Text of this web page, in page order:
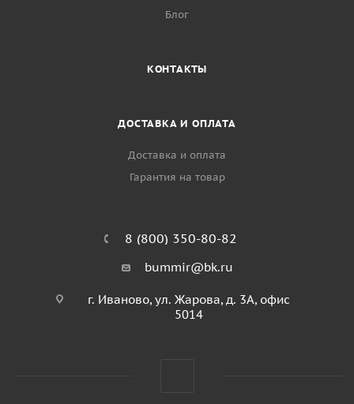
Блог
КОНТАКТЫ
ДОСТАВКА И ОПЛАТА
Доставка и оплата
Гарантия на товар
8 (800) 350-80-82
bummir@bk.ru
г. Иваново, ул. Жарова, д. 3А, офис
5014